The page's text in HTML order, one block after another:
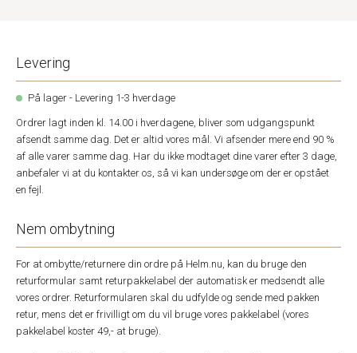
Levering
På lager - Levering 1-3 hverdage
Ordrer lagt inden kl. 14.00 i hverdagene, bliver som udgangspunkt
afsendt samme dag. Det er altid vores mål. Vi afsender mere end 90 %
af alle varer samme dag. Har du ikke modtaget dine varer efter 3 dage,
anbefaler vi at du kontakter os, så vi kan undersøge om der er opstået
en fejl.
Nem ombytning
For at ombytte/returnere din ordre på Helm.nu, kan du bruge den
returformular samt returpakkelabel der automatisk er medsendt alle
vores ordrer. Returformularen skal du udfylde og sende med pakken
retur, mens det er frivilligt om du vil bruge vores pakkelabel (vores
pakkelabel koster 49,- at bruge).